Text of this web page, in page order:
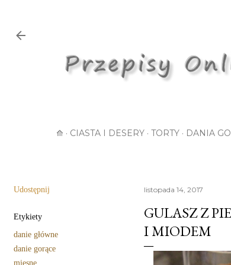
⟰ CIASTA I DESERY TORTY DANIA
Udostępnij
Etykiety
danie główne
danie gorące
mięsne
listopada 14, 2017
GULASZ Z
I MIODEM